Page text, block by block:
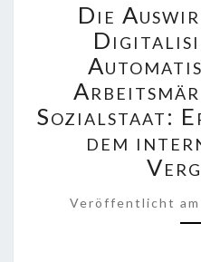
Die
Sozialstaat:
dem
Veröffentlicht am